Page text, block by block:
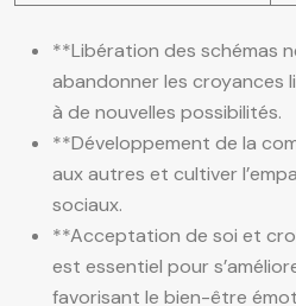
**Libération des schémas
abandonner les croyances
à de nouvelles possibilités.
**Développement de la
aux autres et cultiver
sociaux.
**Acceptation de soi et
est essentiel pour
favorisant le bien-être